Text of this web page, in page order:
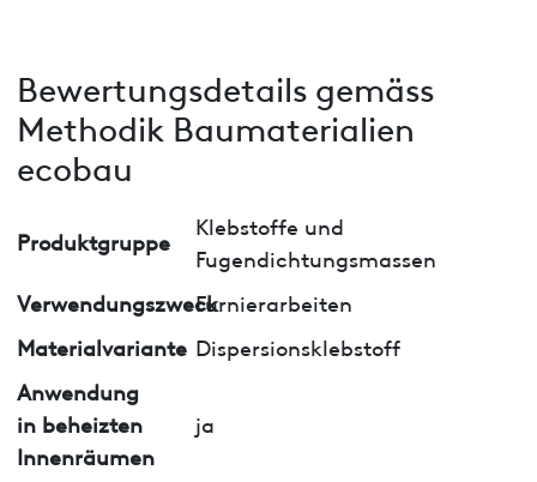
Bewertungsdetails gemäss
Methodik Baumaterialien
ecobau
Produktgruppe
Klebstoffe und
Fugendichtungsmassen
VerwendungszweckFurnierarbeiten
Materialvariante Dispersionsklebstoff
Anwendung
in beheizten
Innenräumen
ja